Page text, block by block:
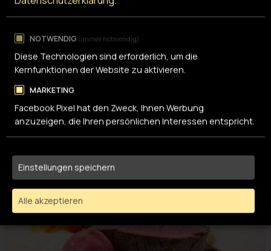
tätig ist.
Schauen Sie in unsereCatering-Mappe
beraten wir Sie und freuen uns auf Sie!
NOTWENDIG (immer notwendig)
Diese Technologien sind erforderlich, um die
Kernfunktionen der Website zu aktivieren.
MARKETING
Facebook Pixel hat den Zweck, Ihnen Werbung
anzuzeigen, die Ihren persönlichen Interessen entspricht.
Einstellungen speichern
Alle akzeptieren